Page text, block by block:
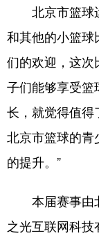
北京
辽宁
浙江
广东
四川
北京市篮球
和其他的小篮
们的欢迎，这
子们能够享受
长，就觉得值得
北京市篮球的
的提升。”
本届赛事由
之光互联网科技